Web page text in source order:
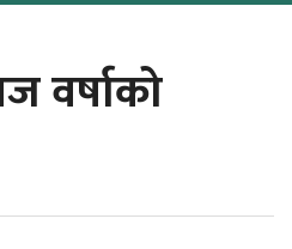
वर्षाको